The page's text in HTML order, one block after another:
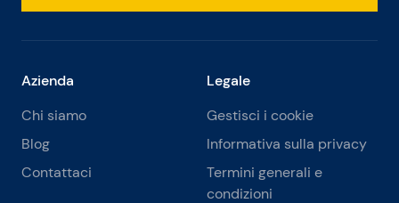
Azienda
Chi siamo
Blog
Contattaci
Legale
Gestisci i cookie
Informativa sulla privacy
Termini generali e
condizioni